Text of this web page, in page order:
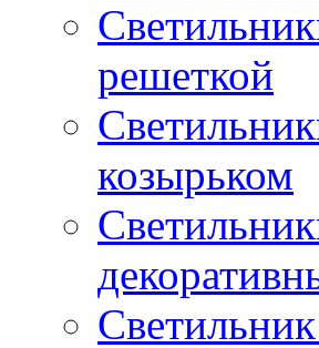
решеткой
козырьком